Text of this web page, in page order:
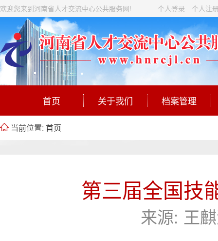
欢迎您来到河南省人才交流中心公共服务网! 个人登录 个人注
首页 关于我们 档案管理
当前位置: 首页
第三届全国技
来源: 王